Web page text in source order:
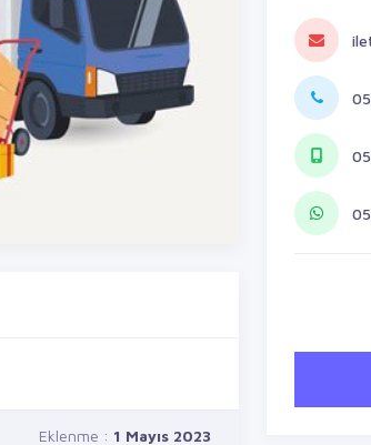
Eklenme : 1 Mayıs 2023